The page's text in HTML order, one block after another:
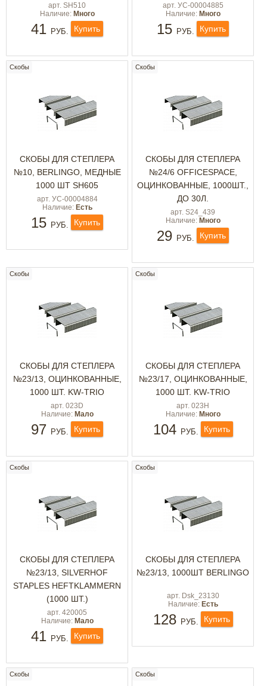
арт. SH510
Наличие: Много
41 РУБ. Купить
арт. УС-00004885
Наличие: Много
15 РУБ. Купить
Скобы
СКОБЫ ДЛЯ СТЕПЛЕРА
№10, BERLINGO, МЕДНЫЕ
1000 ШТ SH605
арт. УС-00004884
Наличие: Есть
15 РУБ. Купить
Скобы
СКОБЫ ДЛЯ СТЕПЛЕРА
№24/6 OFFICESPACE,
ОЦИНКОВАННЫЕ, 1000ШТ.,
ДО 30Л.
арт. S24_439
Наличие: Много
29 РУБ. Купить
Скобы
СКОБЫ ДЛЯ СТЕПЛЕРА
№23/13, ОЦИНКОВАННЫЕ,
1000 ШТ. KW-TRIO
арт. 023D
Наличие: Мало
97 РУБ. Купить
Скобы
СКОБЫ ДЛЯ СТЕПЛЕРА
№23/17, ОЦИНКОВАННЫЕ,
1000 ШТ. KW-TRIO
арт. 023H
Наличие: Много
104 РУБ. Купить
Скобы
СКОБЫ ДЛЯ СТЕПЛЕРА
№23/13, SILVERHOF
STAPLES HEFTKLAMMERN
(1000 ШТ.)
арт. 420005
Наличие: Мало
41 РУБ. Купить
Скобы
СКОБЫ ДЛЯ СТЕПЛЕРА
№23/13, 1000ШТ BERLINGO
арт. Dsk_23130
Наличие: Есть
128 РУБ. Купить
Скобы Скобы